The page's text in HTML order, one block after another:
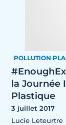
POLLUTION
la Journée
Plastique
3 juillet 2017
Lucie Leteurtre